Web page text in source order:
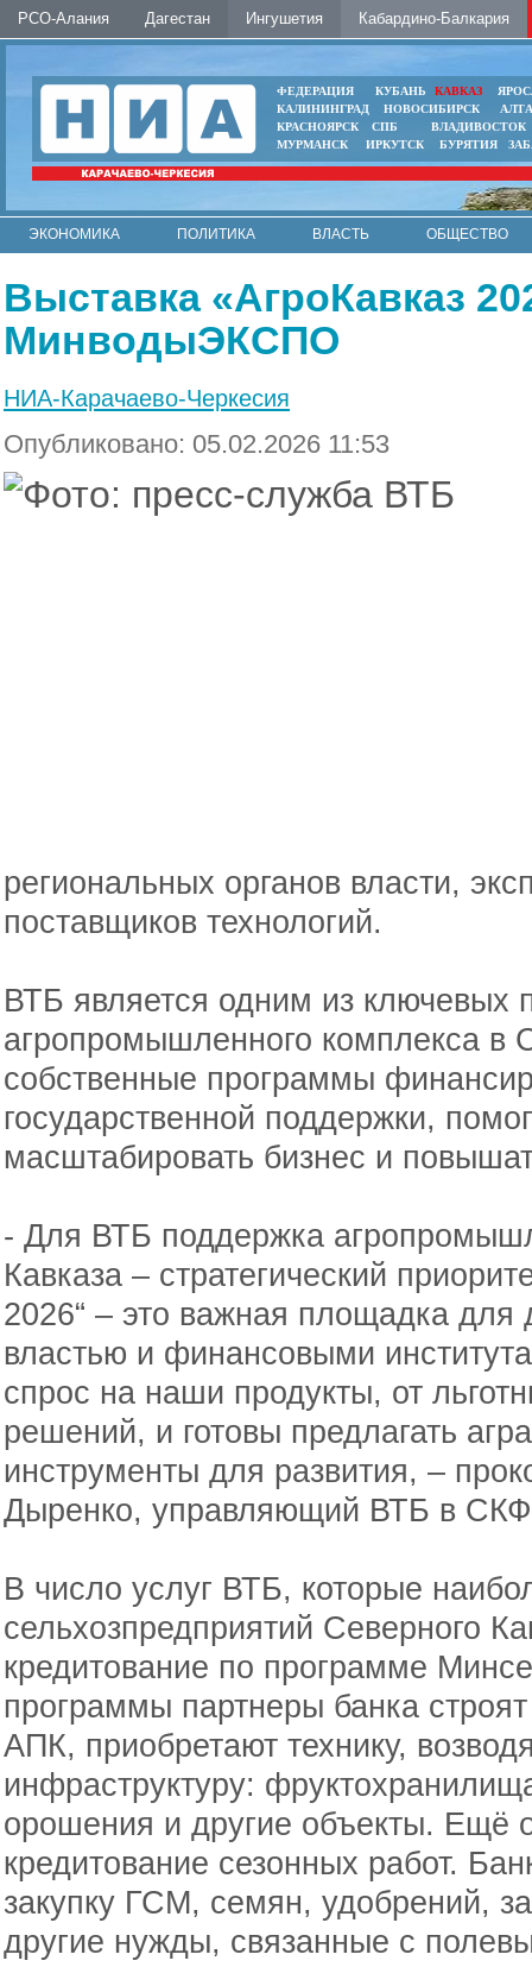
РСО-Алания Дагестан Ингушетия Кабардино-Балкария
ФЕДЕРАЦИЯ КУБАНЬ КАВКАЗ
КАЛИНИНГРАД
НОВОСИБИРСК
КРАСНОЯРСК
СПБ
ВЛАДИВОСТОК
МУРМАНСК
ИРКУТСК БУРЯТИЯ
ЭКОНОМИКА ПОЛИТИКА ВЛАСТЬ
ОБЩЕСТВО
Выставка «АгроКавказ
МинводыЭКСПО
НИА-Карачаево-Черкесия
Опубликовано: 05.02.2026 11:53
региональных органов власти,
поставщиков технологий.
ВТБ является одним из ключевых
агропромышленного комплекса в
собственные программы
государственной поддержки,
масштабировать бизнес и
- Для ВТБ поддержка
Кавказа – стратегический
2026“ – это важная площадка
властью и финансовыми
спрос на наши продукты, от
решений, и готовы предлагать
инструменты для развития, –
Дыренко, управляющий ВТБ в
В число услуг ВТБ, которые
сельхозпредприятий Северного
кредитование по программе
программы партнеры банка
АПК, приобретают технику,
инфраструктуру:
орошения и другие объекты. Ещё
кредитование сезонных работ.
закупку ГСМ, семян, удобрений,
другие нужды, связанные с